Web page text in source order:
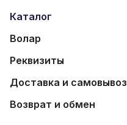
Каталог
Волар
Реквизиты
Доставка и самовывоз
Возврат и обмен